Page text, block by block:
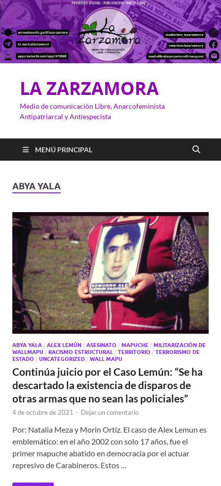
LA ZARZAMORA
Medio de comunicación Libre, Anarcofeminista
Antipatriarcal y Antiespecista
MENÚ PRINCIPAL
ABYA YALA
ABYA YALA / ALEX LEMÚN / ASESINATO / MAPUCHE / MILITARIZACIÓN DE
WALLMAPU / RACISMO ESTRUCTURAL / TERRITORIO / TERRORISMO DE
ESTADO / UNCATEGORIZED / WALL MAPU
Continúa juicio por el Caso Lemún: “Se ha
descartado la existencia de disparos de
otras armas que no sean las policiales”
4 de octubre de 2021 - Dejar un comentario
Por: Natalia Meza y Morin Ortiz. El caso de Alex Lemun es
emblemático: en el año 2002 con solo 17 años, fue el
primer mapuche abatido en democracia por el actuar
represivo de Carabineros. Estos …